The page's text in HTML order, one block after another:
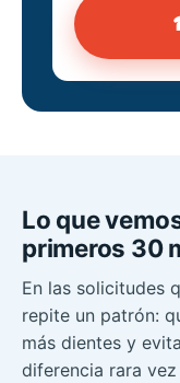
Lo que
primeros 30
En las solicitudes
repite un patrón:
más dientes y
diferencia rara